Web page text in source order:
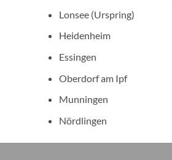
Lonsee (Urspring)
Heidenheim
Essingen
Oberdorf am Ipf
Munningen
Nördlingen